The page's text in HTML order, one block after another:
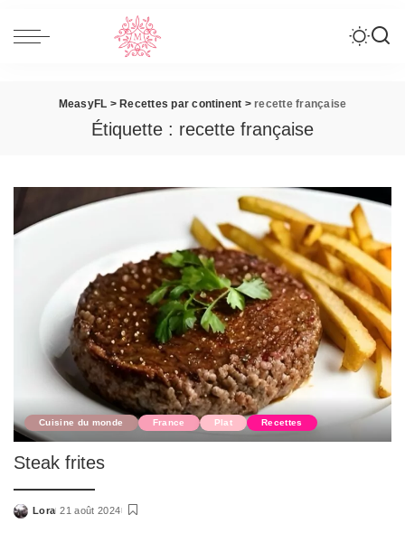
MeasyFL > Recettes par continent >recette française
Étiquette : recette française
Cuisine du monde France Plat Recettes
Steak frites
Posted
Lora 21 août 2024